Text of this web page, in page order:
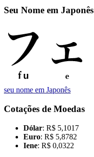
Seu Nome em Japonês
seu nome em Japonês
Cotações de Moedas
Dólar: R$ 5,1017
Euro: R$ 5,8782
Iene: R$ 0,0322